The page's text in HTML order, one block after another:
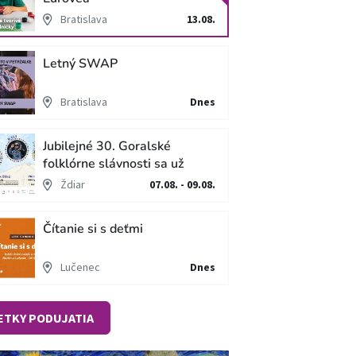
Bratislava 13.08.
Letný SWAP
Bratislava Dnes
Jubilejné 30. Goralské
folklórne slávnosti sa už
blížiaŽdiar 07.08. - 09.08.
Čítanie si s deťmi
Lučenec Dnes
PODUJATIA